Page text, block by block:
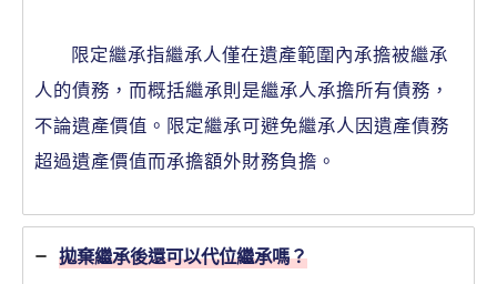
限定繼承指繼承人僅在遺產範圍內承擔被繼承
人的債務，而概括繼承則是繼承人承擔所有債務，
不論遺產價值。限定繼承可避免繼承人因遺產債務
超過遺產價值而承擔額外財務負擔。
拋棄繼承後還可以代位繼承嗎？